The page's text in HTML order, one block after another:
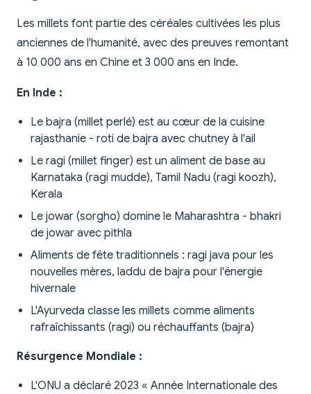
Les millets font partie des céréales cultivées les plus
anciennes de l'humanité, avec des preuves remontant
à 10 000 ans en Chine et 3 000 ans en Inde.
En Inde :
Le bajra (millet perlé) est au cœur de la cuisine
rajasthanie - roti de bajra avec chutney à l'ail
Le ragi (millet finger) est un aliment de base au
Karnataka (ragi mudde), Tamil Nadu (ragi koozh),
Kerala
Le jowar (sorgho) domine le Maharashtra - bhakri
de jowar avec pithla
Aliments de fête traditionnels : ragi java pour les
nouvelles mères, laddu de bajra pour l'énergie
hivernale
L'Ayurveda classe les millets comme aliments
rafraîchissants (ragi) ou réchauffants (bajra)
Résurgence Mondiale :
L'ONU a déclaré 2023 « Année Internationale des